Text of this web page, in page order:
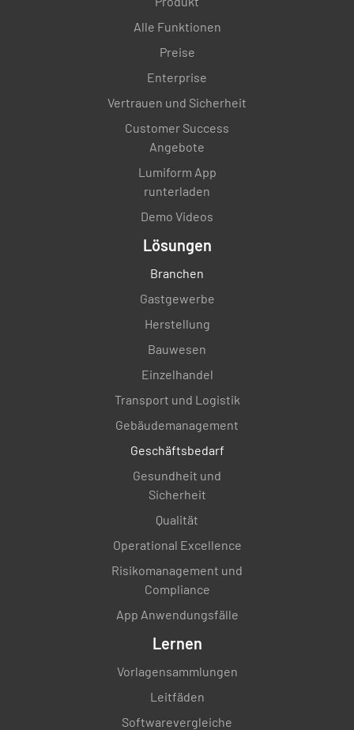
Alle Funktionen
Preise
Enterprise
Vertrauen und Sicherheit
Customer Success
Angebote
Lumiform App
runterladen
Demo Videos
Lösungen
Branchen
Gastgewerbe
Herstellung
Bauwesen
Einzelhandel
Transport und Logistik
Gebäudemanagement
Geschäftsbedarf
Gesundheit und
Sicherheit
Qualität
Operational Excellence
Risikomanagement und
Compliance
App Anwendungsfälle
Lernen
Vorlagensammlungen
Leitfäden
Softwarevergleiche